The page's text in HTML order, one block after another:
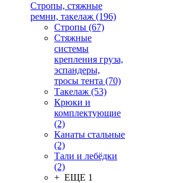
Стропы, стяжные
ремни, такелаж (196)
Стропы (67)
Стяжные
системы
крепления груза,
эспандеры,
тросы тента (70)
Такелаж (53)
Крюки и
комплектующие
(2)
Канаты стальные
(2)
Тали и лебёдки
(2)
+ ЕЩЕ 1